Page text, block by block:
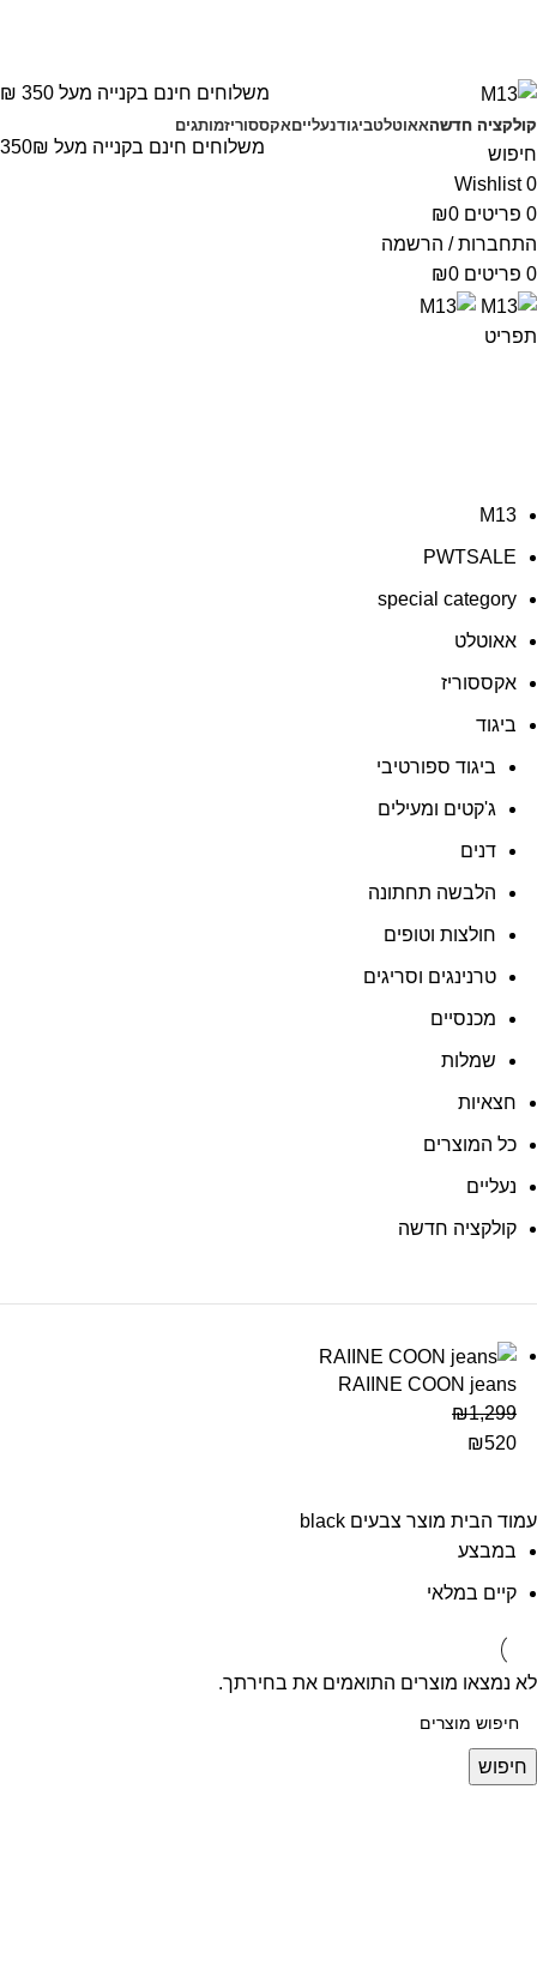
קולקציה חדשהאאוטלטביגודנעלייםאקססוריזמותגים
חיפוש
0
Wishlist
0 פריטים ₪0
התחברות / הרשמה
0 פריטים ₪0
תפריט
M13
PWTSALE
special category
אאוטלט
אקססוריז
ביגוד
ביגוד ספורטיבי
ג'קטים ומעילים
דנים
הלבשה תחתונה
חולצות וטופים
טרנינגים וסריגים
מכנסיים
שמלות
חצאיות
כל המוצרים
נעליים
קולקציה חדשה
RAIINE COON jeans
₪1,299
₪520
עמוד הבית מוצר צבעים black
במבצע
קיים במלאי
לא נמצאו מוצרים התואמים את בחירתך.
חיפוש
משלוחים חינם בקנייה מעל 350 ₪
משלוחים חינם בקנייה מעל 350₪